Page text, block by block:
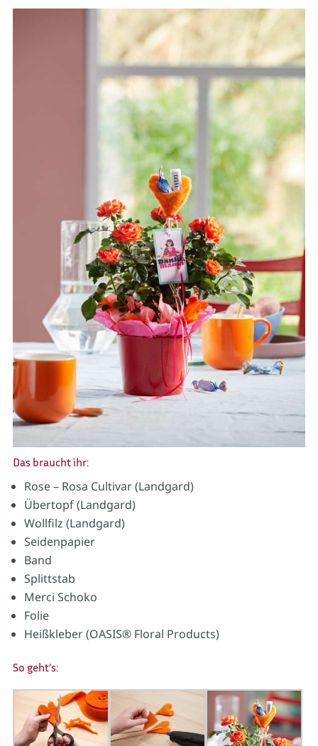
Das braucht ihr:
Rose – Rosa Cultivar (Landgard)
Übertopf (Landgard)
Wollfilz (Landgard)
Seidenpapier
Band
Splittstab
Merci Schoko
Folie
Heißkleber (OASIS® Floral Products)
So geht’s: